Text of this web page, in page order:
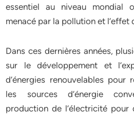
essentiel au niveau mondial
menacé par la pollution et l’effet
Dans ces dernières années,
sur le développement et
d’énergies renouvelables pour
les sources d’énergie
production de l’électricité pour